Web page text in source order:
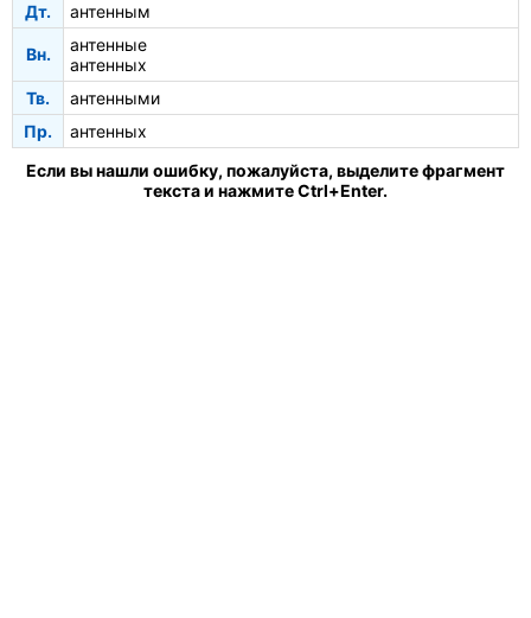
Дт.
антенным
Вн.
антенные
антенных
Тв.
антенными
Пр.
антенных
Если вы нашли ошибку, пожалуйста, выделите фрагмент
текста и нажмите Ctrl+Enter.